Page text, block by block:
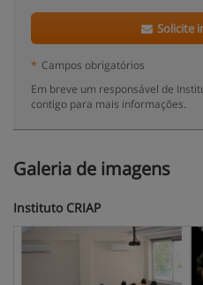
Solicite
* Campos obrigatórios
Em breve um responsável de
contigo para mais informações.
Galeria de imagens
Instituto CRIAP